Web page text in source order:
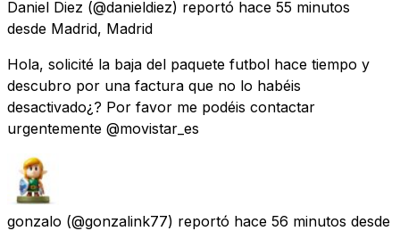
Daniel Diez (@danieldiez) reportó hace 55 minutos
desde Madrid, Madrid
Hola, solicité la baja del paquete futbol hace tiempo y
descubro por una factura que no lo habéis
desactivado¿? Por favor me podéis contactar
urgentemente @movistar_es
gonzalo (@gonzalink77) reportó hace 56 minutos desde